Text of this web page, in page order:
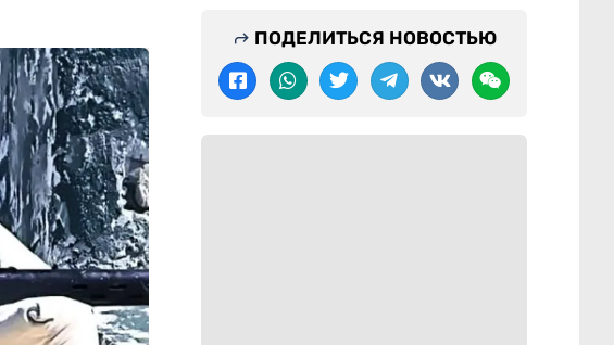
ПОДЕЛИТЬСЯ НОВОСТЬЮ